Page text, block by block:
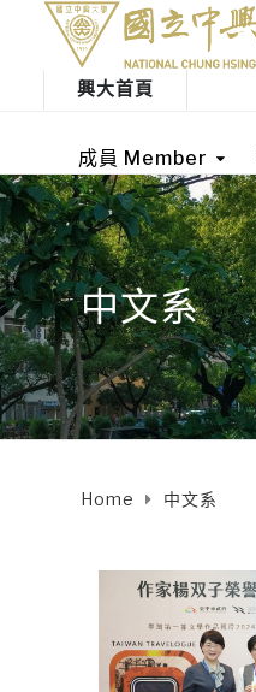
興大首頁
成員 Member
中文系
Home 中文系